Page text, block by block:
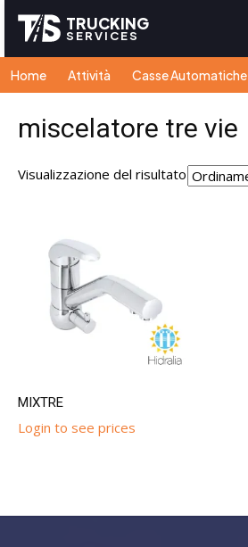
TRUCKING
SERVICES
Home Attività Casse Automatiche
miscelatore tre vie
Visualizzazione del risultato
MIXTRE
Login to see prices